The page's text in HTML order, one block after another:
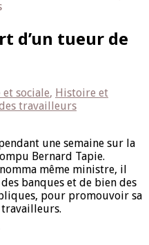
d’un tueur de
sociale, Histoire et
travailleurs
une semaine sur la
Bernard Tapie.
même ministre, il
banques et de bien des
pour promouvoir sa
travailleurs.